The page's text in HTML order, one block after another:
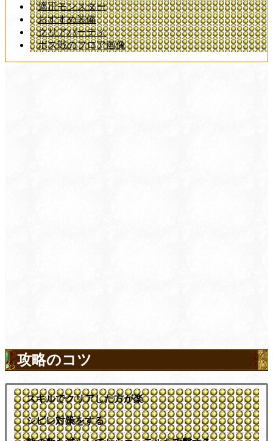
適正モンスター
おすすめ装備
クリアパーティ
ボス戦のフロア画像
攻略のコツ
スキルでクリアした方が楽
シビレ対策をする